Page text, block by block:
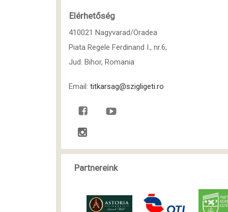
Elérhetőség
410021 Nagyvarad/Oradea
Piata Regele Ferdinand I., nr.6,
Jud. Bihor, Romania
Email: titkarsag@szigligeti.ro
Partnereink